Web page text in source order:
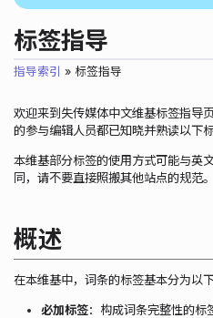
标签指导
指导索引 » 标签指导
欢迎来到失传媒体中文维基标签指导
的参与编辑人员都已知晓并熟读以下标
本维基部分标签的使用方式可能与英
同，请不要直接照搬其他站点的规范。
概述
在本维基中，词条的标签基本分为以下
必加标签：构成词条完整性的标